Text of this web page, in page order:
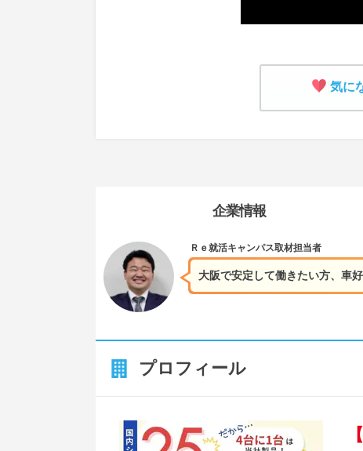
気に
企業情報
大阪で安定して働きたい方、車
Ｒｅ就活キャンパス取材担当者
プロフィール